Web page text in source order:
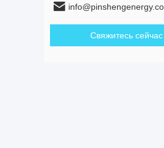
Свяжитесь сейчас